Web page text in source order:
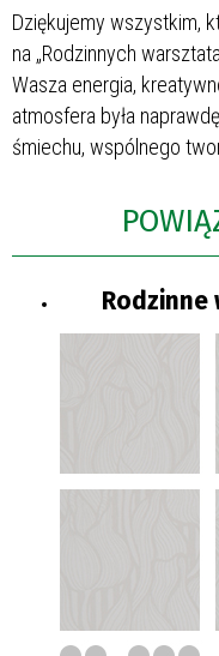
Dziękujemy wszystkim,
na „Rodzinnych
Wasza energia,
atmosfera była
śmiechu, wspólnego